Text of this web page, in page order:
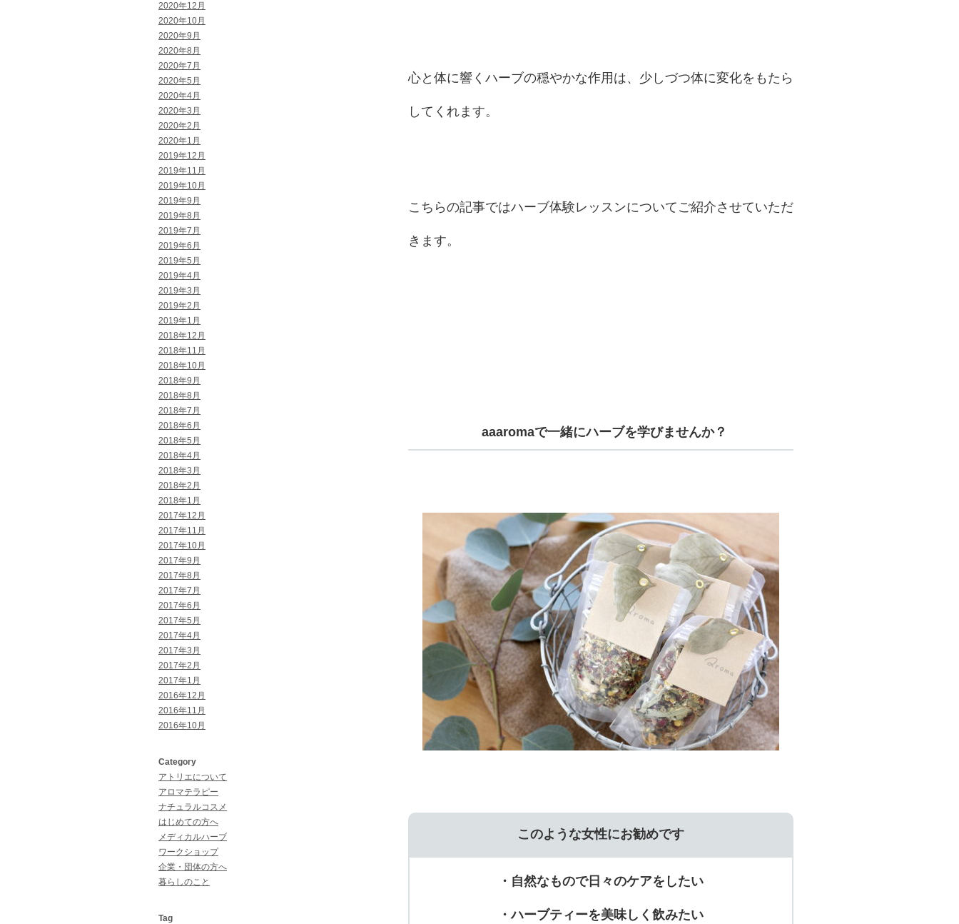
2020年12月
2020年10月
2020年9月
2020年8月
2020年7月
2020年5月
2020年4月
2020年3月
2020年2月
2020年1月
2019年12月
2019年11月
2019年10月
2019年9月
2019年8月
2019年7月
2019年6月
2019年5月
2019年4月
2019年3月
2019年2月
2019年1月
2018年12月
2018年11月
2018年10月
2018年9月
2018年8月
2018年7月
2018年6月
2018年5月
2018年4月
2018年3月
2018年2月
2018年1月
2017年12月
2017年11月
2017年10月
2017年9月
2017年8月
2017年7月
2017年6月
2017年5月
2017年4月
2017年3月
2017年2月
2017年1月
2016年12月
2016年11月
2016年10月
Category
アトリエについて
アロマテラピー
ナチュラルコスメ
はじめての方へ
メディカルハーブ
ワークショップ
企業・団体の方へ
暮らしのこと
Tag
心と体に響くハーブの穏やかな作用は、少しづつ体に変化をもたら
してくれます。
こちらの記事ではハーブ体験レッスンについてご紹介させていただ
きます。
aaaromaで一緒にハーブを学びませんか？
このような女性にお勧めです
・自然なもので日々のケアをしたい
・ハーブティーを美味しく飲みたい